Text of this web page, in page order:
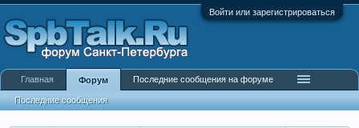
Войти или зарегистрироваться
Главная Форум
Последние сообщения
Последние сообщения на форуме